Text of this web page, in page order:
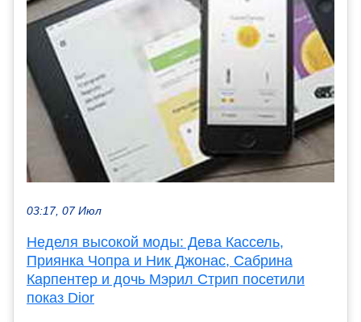
03:17, 07 Июл
Неделя высокой моды: Дева Кассель,
Приянка Чопра и Ник Джонас, Сабрина
Карпентер и дочь Мэрил Стрип посетили
показ Dior